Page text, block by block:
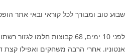
שבוע טוב ומבורך לכל קוראי ובאי אתר
לפני 10 ימים, 68 קבוצות חלמו